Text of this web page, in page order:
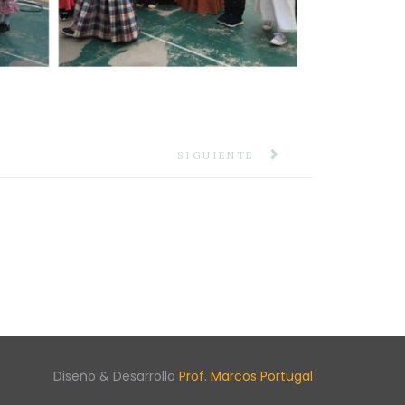
SIGUIENTE
Diseño & Desarrollo Prof. Marcos Portugal